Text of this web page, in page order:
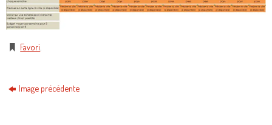
Favori
Image précédente